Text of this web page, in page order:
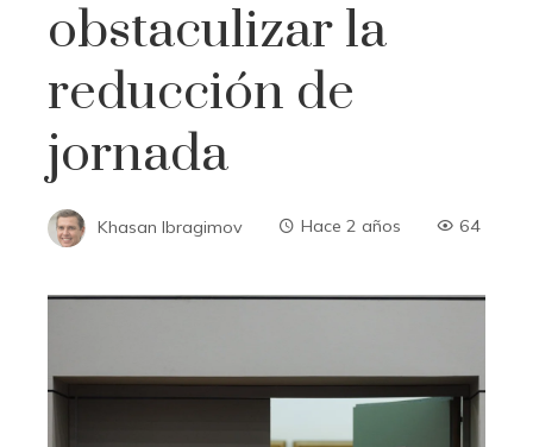
obstaculizar la
reducción de
jornada
Khasan Ibragimov Hace 2 años 64